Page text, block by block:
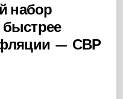
набор
быстрее
— СВР